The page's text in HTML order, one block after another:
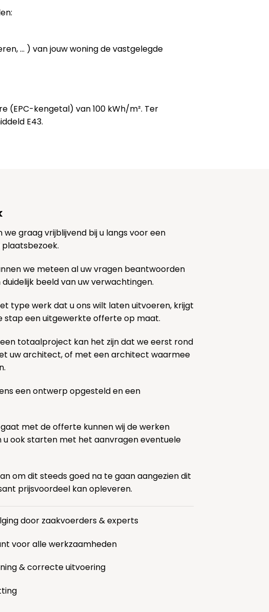
… ) van jouw woning de vastgelegde
(EPC-kengetal) van 100 kWh/m². Ter
E43.
graag vrijblijvend bij u langs voor een
we meteen al uw vragen beantwoorden
duidelijk beeld van uw verwachtingen.
type werk dat u ons wilt laten uitvoeren, krijgt
stap een uitgewerkte offerte op maat.
totaalproject kan het zijn dat we eerst rond
uw architect, of met een architect waarmee
een ontwerp opgesteld en een
met de offerte kunnen wij de werken
u ook starten met het aanvragen eventuele
om dit steeds goed na te gaan aangezien dit
prijsvoordeel kan opleveren.
door zaakvoerders & experts
voor alle werkzaamheden
& correcte uitvoering